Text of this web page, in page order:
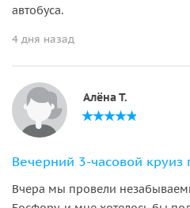
автобуса.
4 дня назад
Алёна Т.
Вчера мы провели